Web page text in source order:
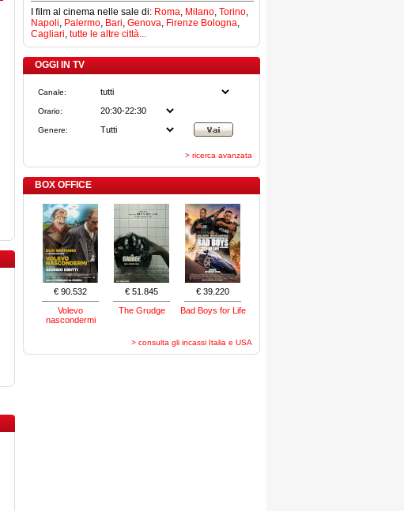
I film al cinema nelle sale di: Roma, Milano, Torino,
Napoli, Palermo, Bari, Genova, Firenze Bologna,
Cagliari, tutte le altre città...
OGGI IN TV
Canale:
Orario:
Genere:
> ricerca avanzata
BOX OFFICE
€ 90.532
Volevo
nascondermi
€ 51.845
The Grudge
€ 39.220
Bad Boys for Life
> consulta gli incassi Italia e USA